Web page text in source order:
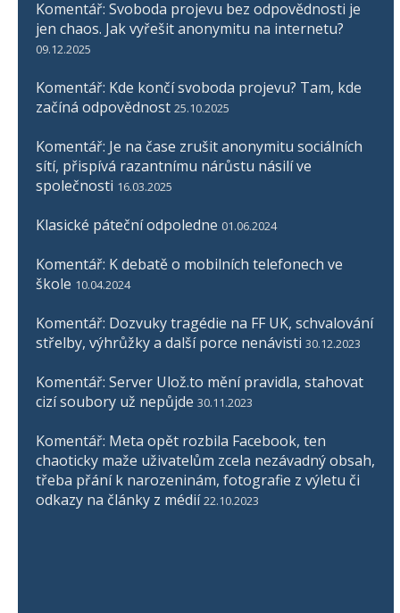
Komentář: Svoboda projevu bez odpovědnosti je
jen chaos. Jak vyřešit anonymitu na internetu?
09.12.2025
Komentář: Kde končí svoboda projevu? Tam, kde
začíná odpovědnost 25.10.2025
Komentář: Je na čase zrušit anonymitu sociálních
sítí, přispívá razantnímu nárůstu násilí ve
společnosti 16.03.2025
Klasické páteční odpoledne 01.06.2024
Komentář: K debatě o mobilních telefonech ve
škole 10.04.2024
Komentář: Dozvuky tragédie na FF UK, schvalování
střelby, výhrůžky a další porce nenávisti 30.12.2023
Komentář: Server Ulož.to mění pravidla, stahovat
cizí soubory už nepůjde 30.11.2023
Komentář: Meta opět rozbila Facebook, ten
chaoticky maže uživatelům zcela nezávadný obsah,
třeba přání k narozeninám, fotografie z výletu či
odkazy na články z médií 22.10.2023